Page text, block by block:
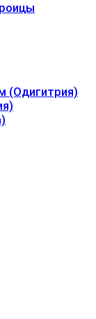
(Одигитрия)